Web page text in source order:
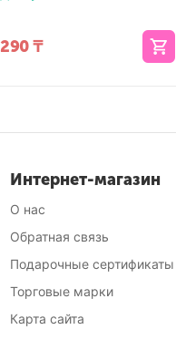
290₸
Интернет-магазин
О нас
Обратная связь
Подарочные сертификаты
Торговые марки
Карта сайта